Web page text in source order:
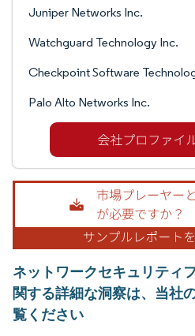
Juniper Networks Inc.
Watchguard Technology Inc.
Checkpoint Software
Palo Alto Networks Inc.
ネットワークセキュリティ
関する詳細な洞察は、当社
覧ください